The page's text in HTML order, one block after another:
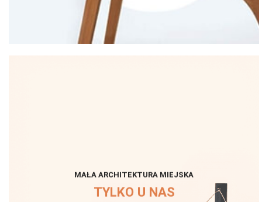
MAŁA ARCHITEKTURA MIEJSKA
TYLKO U NAS